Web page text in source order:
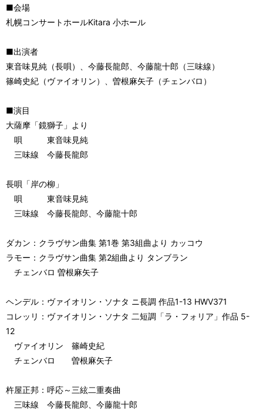
■会場
札幌コンサートホールKitara 小ホール
■出演者
東音味見純（長唄）、今藤長龍郎、今藤龍十郎（三味線）
篠崎史紀（ヴァイオリン）、曽根麻矢子（チェンバロ）
■演目
大薩摩「鏡獅子」より
唄 東音味見純
三味線 今藤長龍郎
長唄「岸の柳」
唄 東音味見純
三味線 今藤長龍郎、今藤龍十郎
ダカン：クラヴサン曲集 第1巻 第3組曲より カッコウ
ラモー：クラヴサン曲集 第2組曲より タンブラン
チェンバロ 曽根麻矢子
ヘンデル：ヴァイオリン・ソナタ ニ長調 作品1-13 HWV371
コレッリ：ヴァイオリン・ソナタ 二短調「ラ・フォリア」作品 5-
12
ヴァイオリン 篠崎史紀
チェンバロ 曽根麻矢子
杵屋正邦：呼応～三絃二重奏曲
三味線 今藤長龍郎、今藤龍十郎